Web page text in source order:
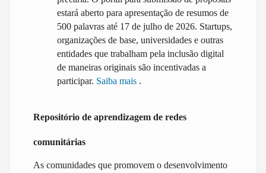
estará aberto para apresentação de resumos de
500 palavras até 17 de julho de 2026. Startups,
organizações de base, universidades e outras
entidades que trabalham pela inclusão digital
de maneiras originais são incentivadas a
participar. Saiba mais .
Repositório de aprendizagem de redes
comunitárias
As comunidades que promovem o desenvolvimento